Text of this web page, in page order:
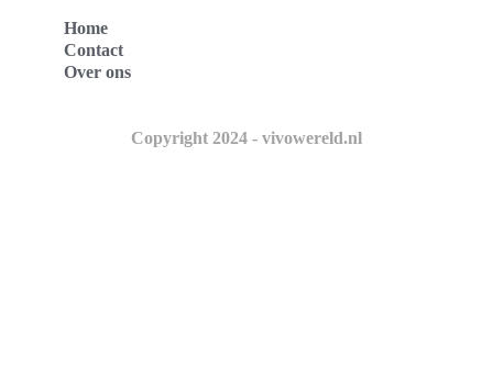
Home
Contact
Over ons
Copyright 2024 - vivowereld.nl